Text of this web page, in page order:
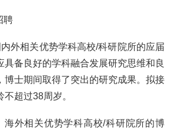
聘
外相关优势学科高校/科研院所的应届
具备良好的学科融合发展研究思维和良
博士期间取得了突出的研究成果。拟接
超过38周岁。
海外相关优势学科高校/科研院所的博